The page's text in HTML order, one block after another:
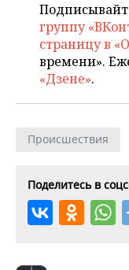
группу
страницу в
времени».
«Дзене».
Происшествия
Поделитесь в